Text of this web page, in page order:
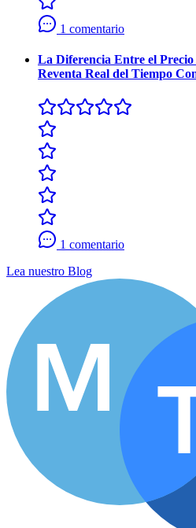
1 comentario
La Diferencia Entre el
Reventa Real del Tiempo
1 comentario
Lea nuestro Blog